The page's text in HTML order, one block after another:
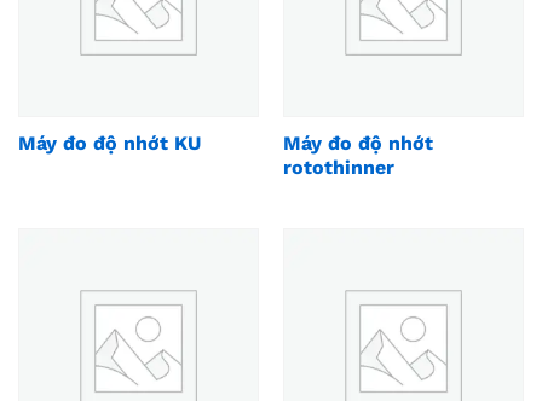
Máy đo độ nhớt KU
Máy đo độ nhớt
rotothinner